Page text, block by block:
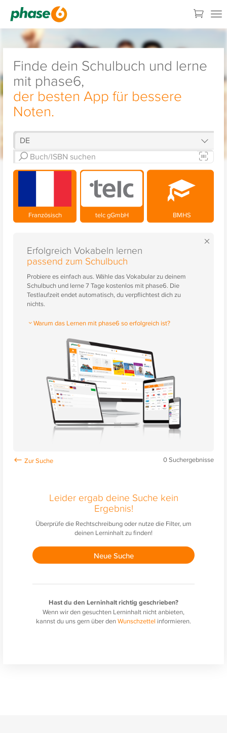
Finde dein Schulbuch und lerne
mit phase6,
der besten App für bessere
Noten.
Französisch telc gGmbH BMHS
×
Erfolgreich Vokabeln lernen
passend zum Schulbuch
Probiere es einfach aus. Wähle das Vokabular zu deinem
Schulbuch und lerne 7 Tage kostenlos mit phase6. Die
Testlaufzeit endet automatisch, du verpflichtest dich zu
nichts.
Warum das Lernen mit phase6 so erfolgreich ist?
0Suchergebnisse
Leider ergab deine Suche kein
Ergebnis!
Überprüfe die Rechtschreibung oder nutze die Filter, um
deinen Lerninhalt zu finden!
Neue Suche
Hast du den Lerninhalt richtig geschrieben?
Wenn wir den gesuchten Lerninhalt nicht anbieten,
kannst du uns gern über denWunschzettel informieren.